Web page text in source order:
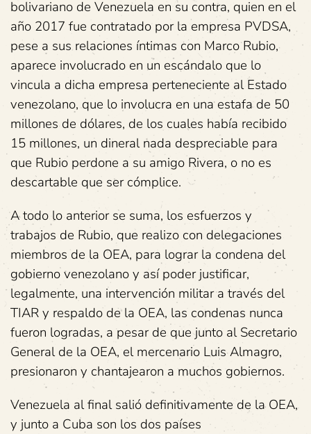
bolivariano de Venezuela en su contra, quien en el
año 2017 fue contratado por la empresa PVDSA,
pese a sus relaciones íntimas con Marco Rubio,
aparece involucrado en un escándalo que lo
vincula a dicha empresa perteneciente al Estado
venezolano, que lo involucra en una estafa de 50
millones de dólares, de los cuales había recibido
15 millones, un dineral nada despreciable para
que Rubio perdone a su amigo Rivera, o no es
descartable que ser cómplice.
A todo lo anterior se suma, los esfuerzos y
trabajos de Rubio, que realizo con delegaciones
miembros de la OEA, para lograr la condena del
gobierno venezolano y así poder justificar,
legalmente, una intervención militar a través del
TIAR y respaldo de la OEA, las condenas nunca
fueron logradas, a pesar de que junto al Secretario
General de la OEA, el mercenario Luis Almagro,
presionaron y chantajearon a muchos gobiernos.
Venezuela al final salió definitivamente de la OEA,
y junto a Cuba son los dos países